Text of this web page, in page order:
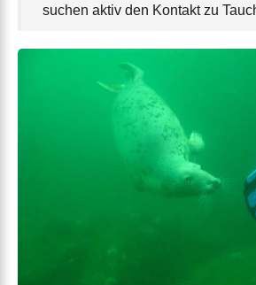
suchen aktiv den Kontakt zu